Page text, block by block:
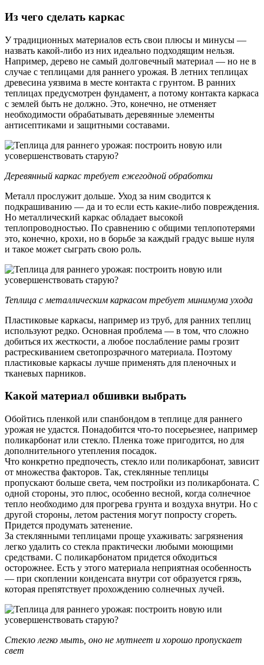
Из чего сделать каркас
У традиционных материалов есть свои плюсы и минусы —
назвать какой-либо из них идеально подходящим нельзя.
Например, дерево не самый долговечный материал — но не в
случае с теплицами для раннего урожая. В летних теплицах
древесина уязвима в месте контакта с грунтом. В ранних
теплицах предусмотрен фундамент, а потому контакта каркаса
с землей быть не должно. Это, конечно, не отменяет
необходимости обрабатывать деревянные элементы
антисептиками и защитными составами.
Деревянный каркас требует ежегодной обработки
Металл прослужит дольше. Уход за ним сводится к
подкрашиванию — да и то если есть какие-либо повреждения.
Но металлический каркас обладает высокой
теплопроводностью. По сравнению с общими теплопотерями
это, конечно, крохи, но в борьбе за каждый градус выше нуля
и такое может сыграть свою роль.
Теплица с металлическим каркасом требует минимума ухода
Пластиковые каркасы, например из труб, для ранних теплиц
используют редко. Основная проблема — в том, что сложно
добиться их жесткости, а любое послабление рамы грозит
растрескиванием светопрозрачного материала. Поэтому
пластиковые каркасы лучше применять для пленочных и
тканевых парников.
Какой материал обшивки выбрать
Обойтись пленкой или спанбондом в теплице для раннего
урожая не удастся. Понадобится что-то посерьезнее, например
поликарбонат или стекло. Пленка тоже пригодится, но для
дополнительного утепления посадок.
Что конкретно предпочесть, стекло или поликарбонат, зависит
от множества факторов. Так, стеклянные теплицы
пропускают больше света, чем постройки из поликарбоната. С
одной стороны, это плюс, особенно весной, когда солнечное
тепло необходимо для прогрева грунта и воздуха внутри. Но с
другой стороны, летом растения могут попросту сгореть.
Придется продумать затенение.
За стеклянными теплицами проще ухаживать: загрязнения
легко удалить со стекла практически любыми моющими
средствами. С поликарбонатом придется обходиться
осторожнее. Есть у этого материала неприятная особенность
— при скоплении конденсата внутри сот образуется грязь,
которая препятствует прохождению солнечных лучей.
Стекло легко мыть, оно не мутнеет и хорошо пропускает
свет